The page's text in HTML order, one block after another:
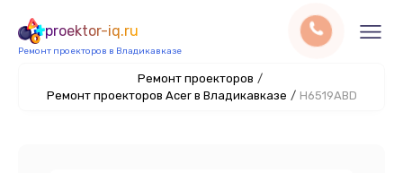
proektor-iq.ru
Ремонт проекторов в Владикавказе
Ремонт проекторов /
Ремонт проекторов Acer в Владикавказе / H6519ABD